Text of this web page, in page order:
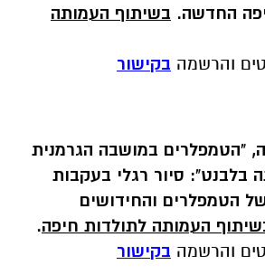
החדשה. בשיתוף העמותה
והרשמה בקישור
21.5, חיפה, "הטמפלרים במושבה הגרמנית
בלבנט": סיור רגלי בעקבות
הטמפלרים והחידושים
העמותה לתולדות חיפה.
והרשמה בקישור